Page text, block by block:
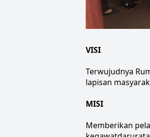
VISI
Terwujudnya
lapisan
MISI
Memberikan